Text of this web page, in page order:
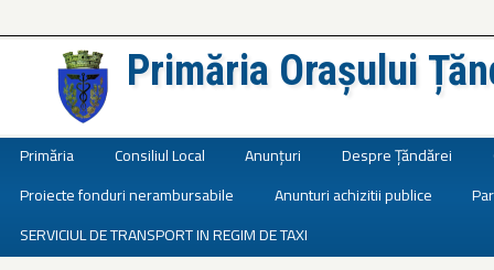
Primăria Orașului
Primăria Consiliul Local Anunțuri Despre Țăndărei
Proiecte fonduri nerambursabile
Anunturi achizitii publice
SERVICIUL DE TRANSPORT IN REGIM DE TAXI